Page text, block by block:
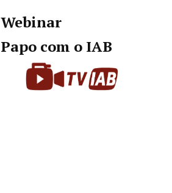
Webinar
Papo com o IAB